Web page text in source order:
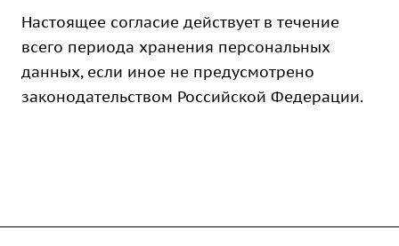
Настоящее согласие действует в течение
всего периода хранения персональных
данных, если иное не предусмотрено
законодательством Российской Федерации.